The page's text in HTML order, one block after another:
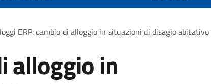
ERP: cambio di alloggio in situazioni di disagio abitativo
alloggio in